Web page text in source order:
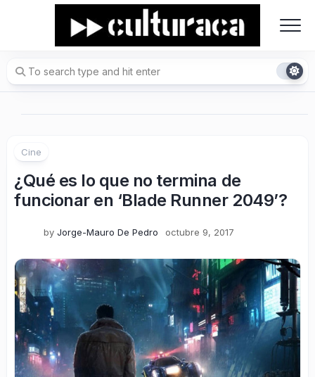
Cine
¿Qué es lo que no termina de
funcionar en ‘Blade Runner 2049’?
by Jorge-Mauro De Pedro octubre 9, 2017